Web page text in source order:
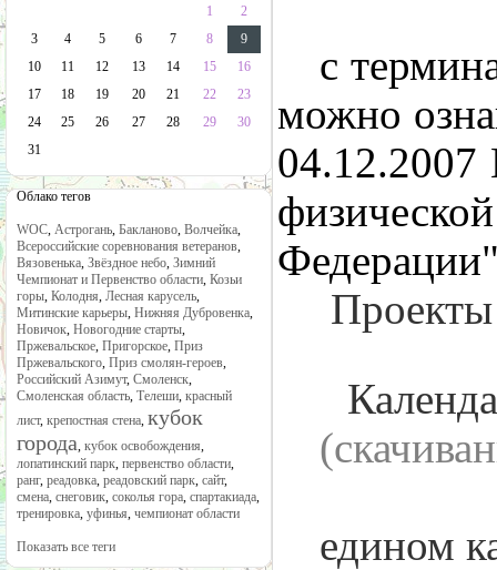
1
2
3
4 5 6 7 8
9
10
11 12 13 14 15
16
17
18 19 20 21 22
23
24
25 26 27 28 29
30
31
Облако тегов
WOC, Астрогань, Бакланово, Волчейка,
Всероссийские соревнования ветеранов,
Вязовенька, Звёздное небо, Зимний
Чемпионат и Первенство области, Козьи
горы, Колодня, Лесная карусель,
Митинские карьеры, Нижняя Дубровенка,
Новичок, Новогодние старты,
Пржевальское, Пригорское, Приз
Пржевальского, Приз смолян-героев,
Российский Азимут, Смоленск,
Смоленская область, Телеши, красный
лист, крепостная стена, кубок
города, кубок освобождения,
лопатинский парк, первенство области,
ранг, реадовка, реадовский парк, сайт,
смена, снеговик, соколья гора, спартакиада,
тренировка, уфинья, чемпионат области
Показать все теги
с
можно
едином